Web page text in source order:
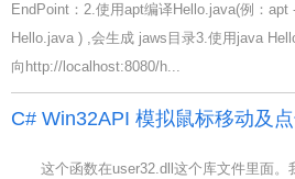
EndPoint：2.使用apt编译Hello.java(例：
Hello.java ) ,会生成 jaws目录3.使用java
向http://localhost:8080/h...
C# Win32API 模拟鼠标移动及
这个函数在user32.dll这个库文件里面。